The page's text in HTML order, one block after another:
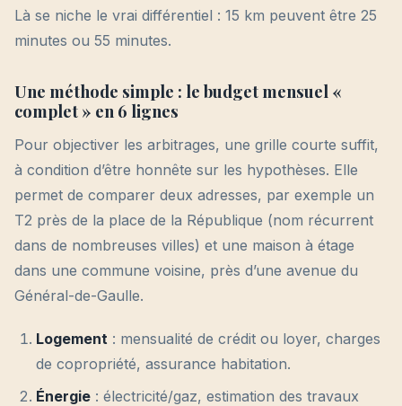
Là se niche le vrai différentiel : 15 km peuvent être 25
minutes ou 55 minutes.
Une méthode simple : le budget mensuel «
complet » en 6 lignes
Pour objectiver les arbitrages, une grille courte suffit,
à condition d’être honnête sur les hypothèses. Elle
permet de comparer deux adresses, par exemple un
T2 près de la place de la République (nom récurrent
dans de nombreuses villes) et une maison à étage
dans une commune voisine, près d’une avenue du
Général-de-Gaulle.
Logement : mensualité de crédit ou loyer, charges
de copropriété, assurance habitation.
Énergie : électricité/gaz, estimation des travaux